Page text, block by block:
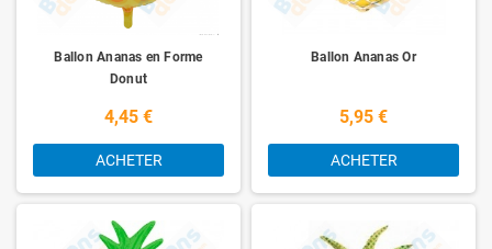
Ballon Ananas en Forme
Donut
4,45 €
ACHETER
Ballon Ananas Or
5,95 €
ACHETER